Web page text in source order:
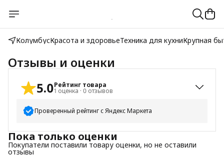
КолумбусКрасота и здоровьеТехника для кухниКрупная
Отзывы и оценки
5.0Рейтинг товара
1 оценка · 0 отзывов
Проверенный рейтинг с Яндекс Маркета
5 звёзд
1
4 звезды
Пока только оценки
Покупатели поставили товару оценки, но не оставили
отзывы